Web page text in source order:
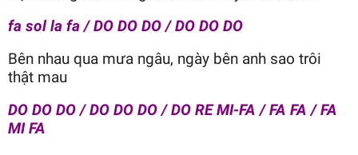
fa sol la fa / DO DO DO / DO DO DO
Bên nhau qua mưa ngâu, ngày bên anh sao trôi
thật mau
DO DO DO / DO DO DO / DO RE MI-FA / FA FA / FA
MI FA